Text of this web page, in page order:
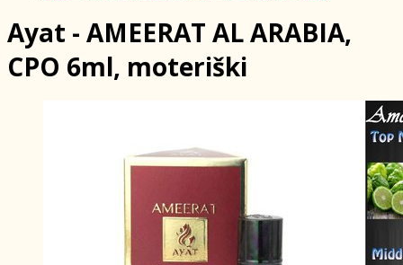
Ayat - AMEERAT AL ARABIA,
CPO 6ml, moteriški